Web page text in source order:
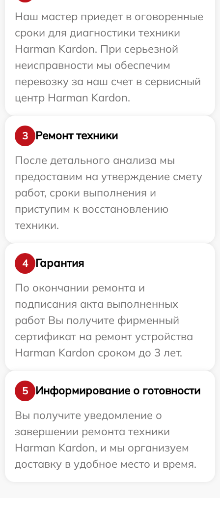
Наш мастер приедет в оговоренные
сроки для диагностики техники
Harman Kardon. При серьезной
неисправности мы обеспечим
перевозку за наш счет в сервисный
центр Harman Kardon.
3
Ремонт техники
После детального анализа мы
предоставим на утверждение смету
работ, сроки выполнения и
приступим к восстановлению
техники.
4
Гарантия
По окончании ремонта и
подписания акта выполненных
работ Вы получите фирменный
сертификат на ремонт устройства
Harman Kardon сроком до 3 лет.
5
Информирование о готовности
Вы получите уведомление о
завершении ремонта техники
Harman Kardon, и мы организуем
доставку в удобное место и время.